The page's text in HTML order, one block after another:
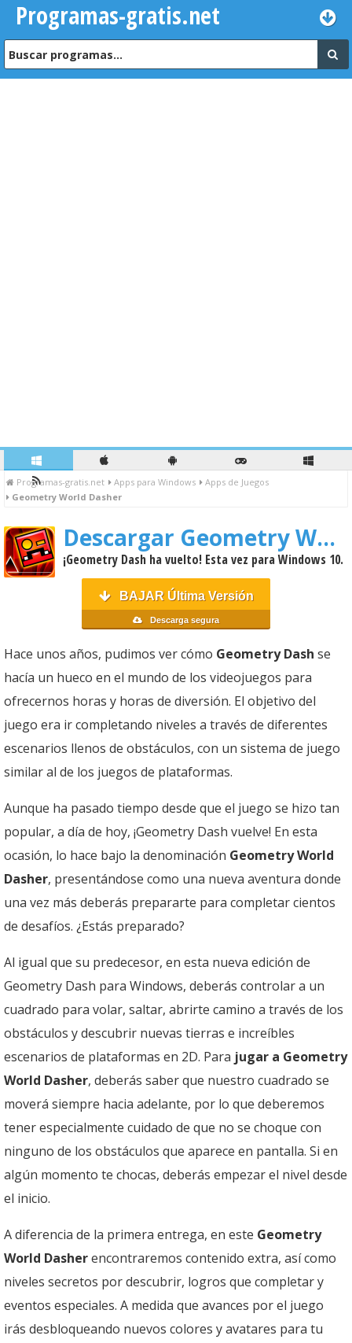
Programas-gratis.net
Programas-gratis.net Apps para Windows
Apps de Juegos
Geometry World Dasher
Descargar Geometry World Dasher
¡Geometry Dash ha vuelto! Esta vez para Windows 10.
BAJAR Última Versión
Descarga segura
Hace unos años, pudimos ver cómo Geometry Dash se
hacía un hueco en el mundo de los videojuegos para
ofrecernos horas y horas de diversión. El objetivo del
juego era ir completando niveles a través de diferentes
escenarios llenos de obstáculos, con un sistema de juego
similar al de los juegos de plataformas.
Aunque ha pasado tiempo desde que el juego se hizo tan
popular, a día de hoy, ¡Geometry Dash vuelve! En esta
ocasión, lo hace bajo la denominación Geometry World
Dasher, presentándose como una nueva aventura donde
una vez más deberás prepararte para completar cientos
de desafíos. ¿Estás preparado?
Al igual que su predecesor, en esta nueva edición de
Geometry Dash para Windows, deberás controlar a un
cuadrado para volar, saltar, abrirte camino a través de los
obstáculos y descubrir nuevas tierras e increíbles
escenarios de plataformas en 2D. Para jugar a Geometry
World Dasher, deberás saber que nuestro cuadrado se
moverá siempre hacia adelante, por lo que deberemos
tener especialmente cuidado de que no se choque con
ninguno de los obstáculos que aparece en pantalla. Si en
algún momento te chocas, deberás empezar el nivel desde
el inicio.
A diferencia de la primera entrega, en este Geometry
World Dasherencontraremos contenido extra, así como
niveles secretos por descubrir, logros que completar y
eventos especiales. A medida que avances por el juego
irás desbloqueando nuevos colores y avatares para tu